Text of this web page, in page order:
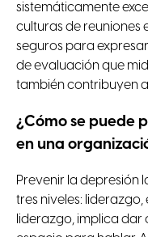
sistemáticamente
culturas de reuniones
seguros para
de evaluación que
también contribuyen
¿Cómo se puede
en una
Prevenir la depresión
tres niveles:
liderazgo, implica